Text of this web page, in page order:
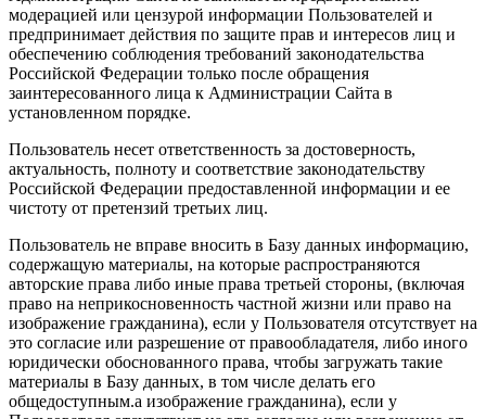
модерацией или цензурой информации Пользователей и
предпринимает действия по защите прав и интересов лиц и
обеспечению соблюдения требований законодательства
Российской Федерации только после обращения
заинтересованного лица к Администрации Сайта в
установленном порядке.
Пользователь несет ответственность за достоверность,
актуальность, полноту и соответствие законодательству
Российской Федерации предоставленной информации и ее
чистоту от претензий третьих лиц.
Пользователь не вправе вносить в Базу данных информацию,
содержащую материалы, на которые распространяются
авторские права либо иные права третьей стороны, (включая
право на неприкосновенность частной жизни или право на
изображение гражданина), если у Пользователя отсутствует на
это согласие или разрешение от правообладателя, либо иного
юридически обоснованного права, чтобы загружать такие
материалы в Базу данных, в том числе делать его
общедоступным.а изображение гражданина), если у